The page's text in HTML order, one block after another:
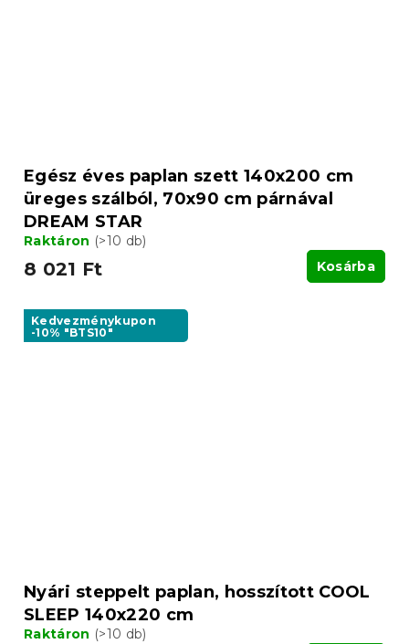
Egész éves paplan szett 140x200 cm
üreges szálból, 70x90 cm párnával
DREAM STAR
Raktáron (>10 db)
8 021 Ft Kosárba
Kedvezménykupon
-10% "BTS10"
Nyári steppelt paplan, hosszított COOL
SLEEP 140x220 cm
Raktáron (>10 db)